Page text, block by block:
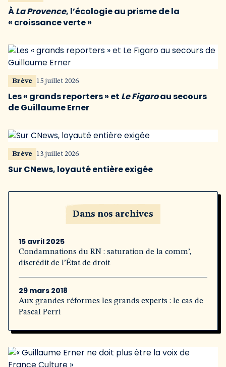
ÀLa Provence, l’écologie au prisme de la
« croissance verte »
Brève 15 juillet 2026
Les « grands reporters » et Le Figaroau secours
de Guillaume Erner
Brève 13 juillet 2026
Sur CNews, loyauté entière exigée
Dans nos archives
15 avril 2025
Condamnations du RN : saturation de la comm’,
discrédit de l’État de droit
29 mars 2018
Aux grandes réformes les grands experts : le cas de
Pascal Perri